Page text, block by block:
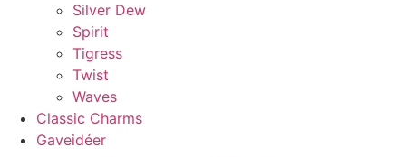
Silver Dew
Spirit
Tigress
Twist
Waves
Classic Charms
Gaveidéer